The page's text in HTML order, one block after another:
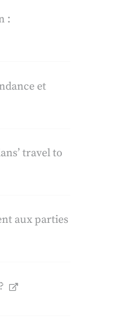
:
et
travel to
aux parties